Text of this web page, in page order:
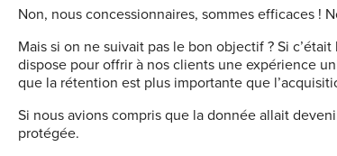
Non, nous concessionnaires, sommes efficaces !
Mais si on ne suivait pas le bon objectif ? Si
dispose pour offrir à nos clients une expérience
que la rétention est plus importante que
Si nous avions compris que la donnée allait
protégée.